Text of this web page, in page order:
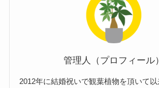
管理人（プロフィール）
2012年に結婚祝いで観葉植物を頂いて